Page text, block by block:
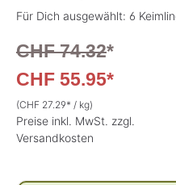
Für Dich ausgewählt: 6
CHF 74.32*
CHF 55.95*
(CHF 27.29* / kg)
Preise inkl. MwSt. zzgl.
Versandkosten